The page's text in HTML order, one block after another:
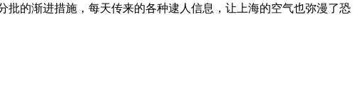
的渐进措施，每天传来的各种逮人信息，让上海的空气也弥漫了恐